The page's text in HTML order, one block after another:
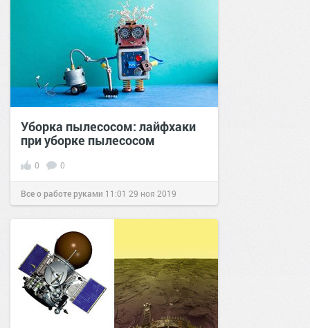
Уборка пылесосом: лайфхаки
при уборке пылесосом
0 0
Все о работе руками 11:01 29 ноя 2019